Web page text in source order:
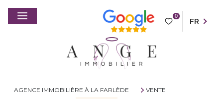
0
FR
AGENCE IMMOBILIÈRE À LA FARLÈDE
VENTE